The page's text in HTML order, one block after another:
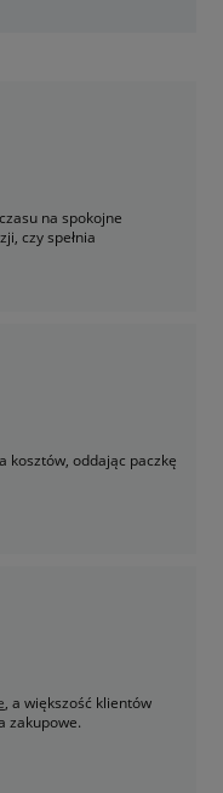
na spokojne
czy spełnia
kosztów, oddając paczkę
, a większość klientów
zakupowe.